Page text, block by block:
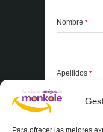
Para ofrecer las mejores
Nombre *
Apellidos *
*Elementos